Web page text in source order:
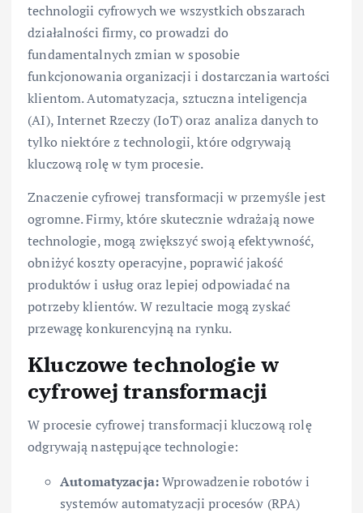
technologii cyfrowych we wszystkich obszarach
działalności firmy, co prowadzi do
fundamentalnych zmian w sposobie
funkcjonowania organizacji i dostarczania wartości
klientom. Automatyzacja, sztuczna inteligencja
(AI), Internet Rzeczy (IoT) oraz analiza danych to
tylko niektóre z technologii, które odgrywają
kluczową rolę w tym procesie.
Znaczenie cyfrowej transformacji w przemyśle jest
ogromne. Firmy, które skutecznie wdrażają nowe
technologie, mogą zwiększyć swoją efektywność,
obniżyć koszty operacyjne, poprawić jakość
produktów i usług oraz lepiej odpowiadać na
potrzeby klientów. W rezultacie mogą zyskać
przewagę konkurencyjną na rynku.
Kluczowe technologie w
cyfrowej transformacji
W procesie cyfrowej transformacji kluczową rolę
odgrywają następujące technologie:
Automatyzacja:Wprowadzenie robotów i
systemów automatyzacji procesów (RPA)